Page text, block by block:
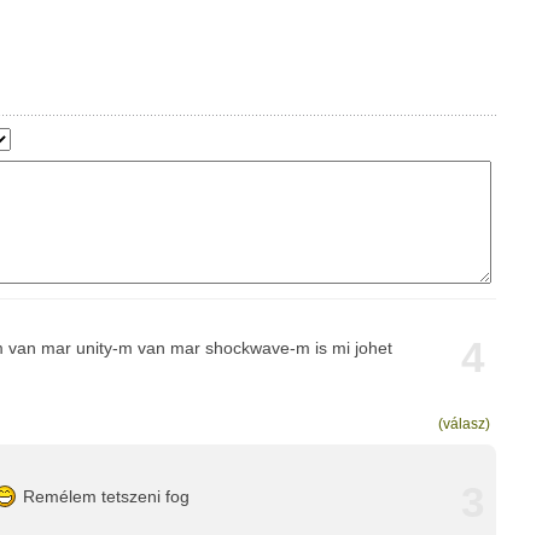
4
van mar unity-m van mar shockwave-m is mi johet
(válasz)
Remélem tetszeni fog